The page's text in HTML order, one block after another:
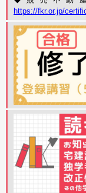
https://fkr.or.jp/